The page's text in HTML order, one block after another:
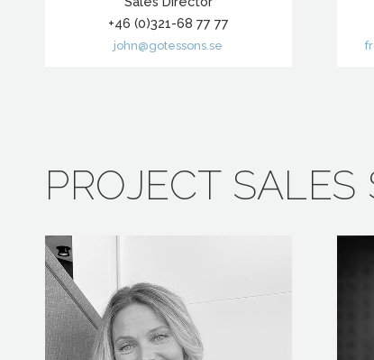
+46 (0)321-68 77 77
john@gotessons.se
PROJECT SALES